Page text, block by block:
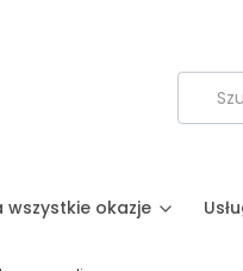
wszystkie okazje